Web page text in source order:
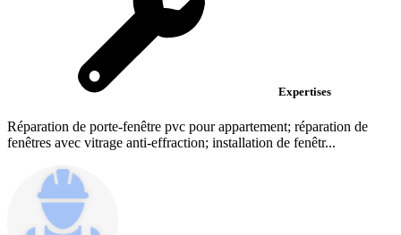
Expertises
Réparation de porte-fenêtre pvc pour appartement; réparation de
fenêtres avec vitrage anti-effraction; installation de fenêtr...